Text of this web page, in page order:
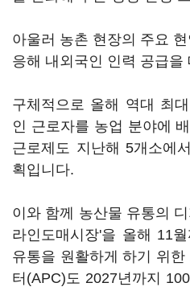
아울러 농촌 현장의 주요
응해 내외국인 인력 공급을
구체적으로 올해 역대 최
인 근로자를 농업 분야에
근로제도 지난해 5개소에
획입니다.
이와 함께 농산물 유통의
라인도매시장'을 올해 11
유통을 원활하게 하기 위
터(APC)도 2027년까지